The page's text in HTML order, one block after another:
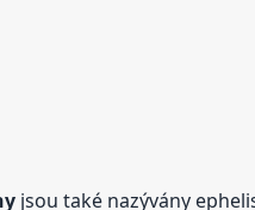
jsou také nazývány